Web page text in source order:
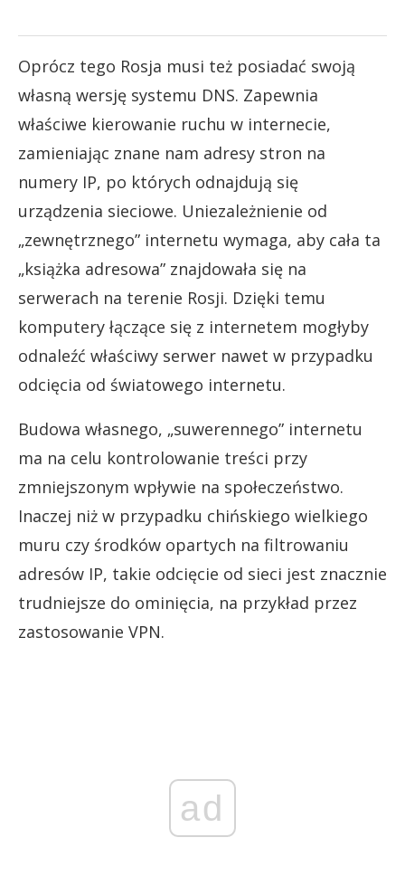
Oprócz tego Rosja musi też posiadać swoją
własną wersję systemu DNS. Zapewnia
właściwe kierowanie ruchu w internecie,
zamieniając znane nam adresy stron na
numery IP, po których odnajdują się
urządzenia sieciowe. Uniezależnienie od
„zewnętrznego” internetu wymaga, aby cała ta
„książka adresowa” znajdowała się na
serwerach na terenie Rosji. Dzięki temu
komputery łączące się z internetem mogłyby
odnaleźć właściwy serwer nawet w przypadku
odcięcia od światowego internetu.
Budowa własnego, „suwerennego” internetu
ma na celu kontrolowanie treści przy
zmniejszonym wpływie na społeczeństwo.
Inaczej niż w przypadku chińskiego wielkiego
muru czy środków opartych na filtrowaniu
adresów IP, takie odcięcie od sieci jest znacznie
trudniejsze do ominięcia, na przykład przez
zastosowanie VPN.
ad